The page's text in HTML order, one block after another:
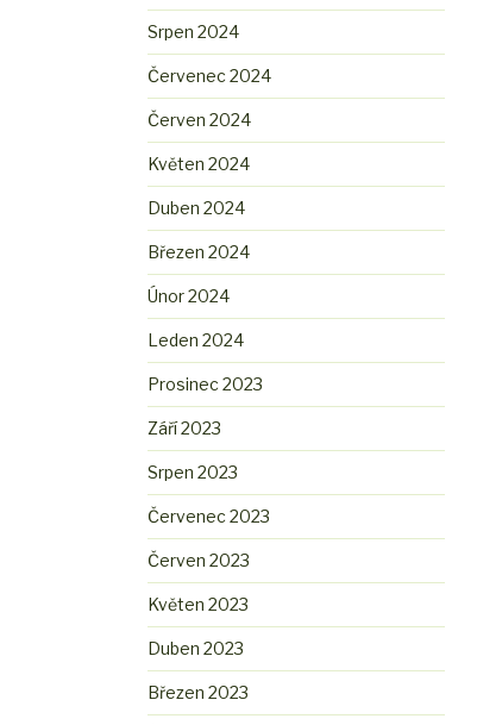
Srpen 2024
Červenec 2024
Červen 2024
Květen 2024
Duben 2024
Březen 2024
Únor 2024
Leden 2024
Prosinec 2023
Září 2023
Srpen 2023
Červenec 2023
Červen 2023
Květen 2023
Duben 2023
Březen 2023